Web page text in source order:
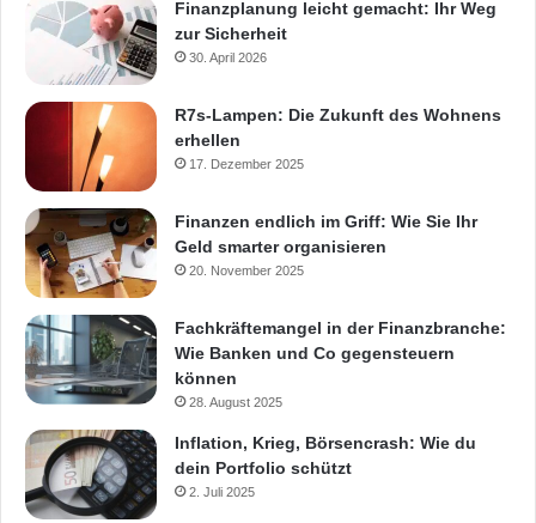
Finanzplanung leicht gemacht: Ihr Weg
zur Sicherheit
30. April 2026
R7s-Lampen: Die Zukunft des Wohnens
erhellen
17. Dezember 2025
Finanzen endlich im Griff: Wie Sie Ihr
Geld smarter organisieren
20. November 2025
Fachkräftemangel in der Finanzbranche:
Wie Banken und Co gegensteuern
können
28. August 2025
Inflation, Krieg, Börsencrash: Wie du
dein Portfolio schützt
2. Juli 2025